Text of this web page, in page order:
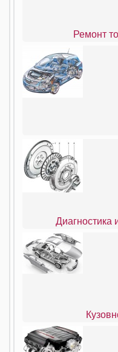
Ремонт
Диагностика